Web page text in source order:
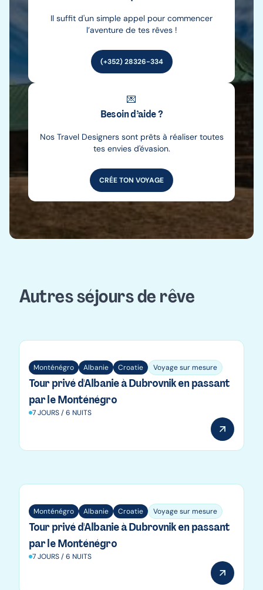
Il suffit d'un simple appel pour commencer
l’aventure de tes rêves !
(+352) 28326-334
💌
Besoin d’aide ?
Nos Travel Designers sont prêts à réaliser toutes
tes envies d'évasion.
CRÉE TON VOYAGE
Autres séjours de rêve
Croatie
Monténégro Albanie Croatie Voyage sur mesure
Tour privé d'Albanie à Dubrovnik en passant
par le Monténégro
7 JOURS / 6 NUITS
Monténégro
Monténégro Albanie Croatie Voyage sur mesure
Tour privé d'Albanie à Dubrovnik en passant
par le Monténégro
7 JOURS / 6 NUITS